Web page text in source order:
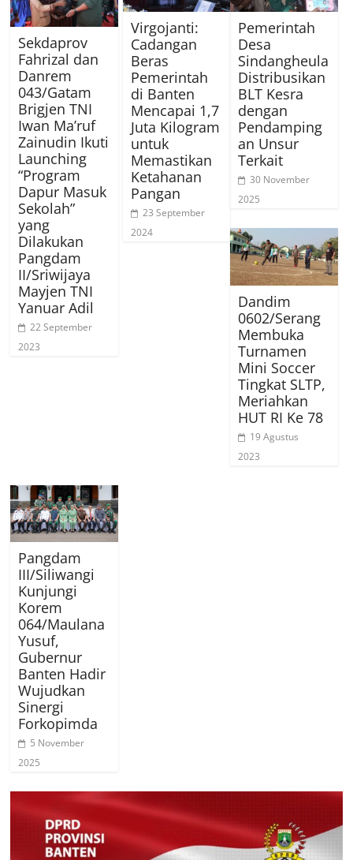
Sekdaprov
Fahrizal dan
Danrem
043/Gatam
Brigjen TNI
Iwan Ma’ruf
Zainudin Ikuti
Launching
“Program
Dapur Masuk
Sekolah”
yang
Dilakukan
Pangdam
II/Sriwijaya
Mayjen TNI
Yanuar Adil
22 September
2023
Virgojanti:
Cadangan
Beras
Pemerintah
di Banten
Mencapai 1,7
Juta Kilogram
untuk
Memastikan
Ketahanan
Pangan
23 September
2024
Pemerintah
Desa
Sindangheula
Distribusikan
BLT Kesra
dengan
Pendamping
an Unsur
Terkait
30 November
2025
Dandim
0602/Serang
Membuka
Turnamen
Mini Soccer
Tingkat SLTP,
Meriahkan
HUT RI Ke 78
19 Agustus
2023
Pangdam
III/Siliwangi
Kunjungi
Korem
064/Maulana
Yusuf,
Gubernur
Banten Hadir
Wujudkan
Sinergi
Forkopimda
5 November
2025